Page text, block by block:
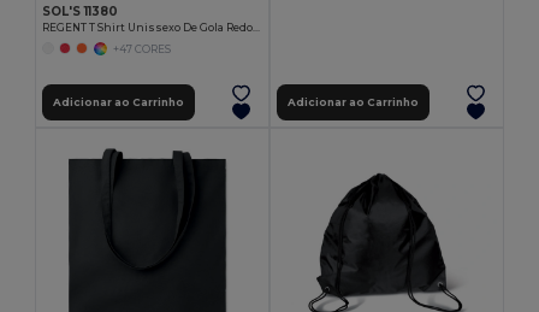
SOL'S 11380
REGENT T Shirt Unissexo De Gola Redonda
+47 CORES
Adicionar ao Carrinho Adicionar ao Carrinho